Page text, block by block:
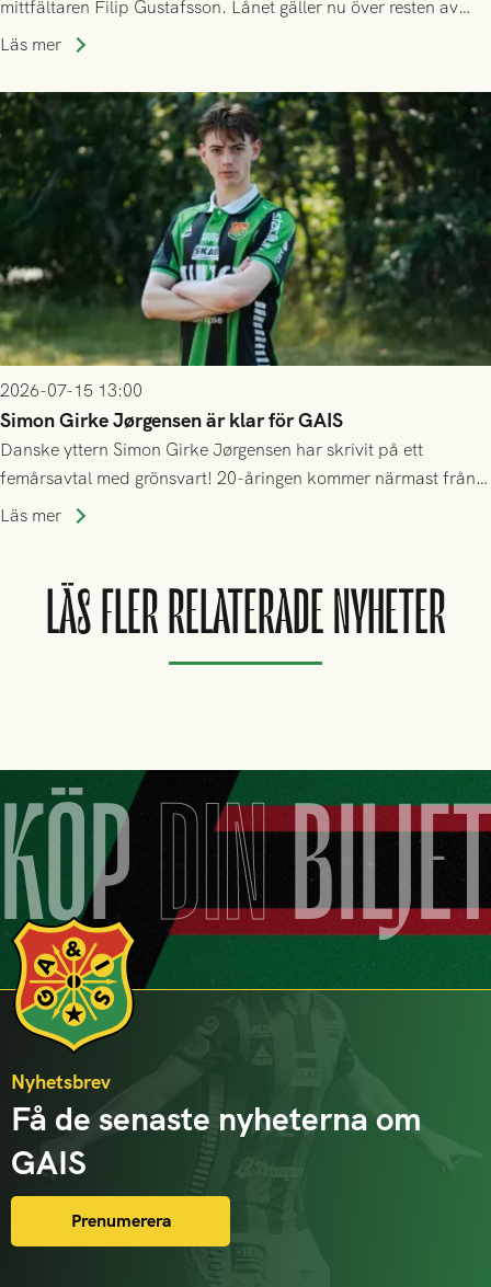
mittfältaren Filip Gustafsson. Lånet gäller nu över resten av
säsongen 2026.
Läs mer
2026-07-15 13:00
Simon Girke Jørgensen är klar för GAIS
Danske yttern Simon Girke Jørgensen har skrivit på ett
femårsavtal med grönsvart! 20-åringen kommer närmast från
spel i färöiska Skála IF.
Läs mer
LÄS FLER RELATERADE NYHETER
KÖPDIN
Nyhetsbrev
Få de senaste nyheterna om
GAIS
Prenumerera